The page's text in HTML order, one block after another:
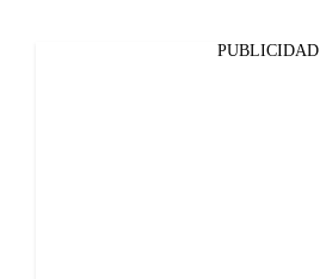
PUBLICIDAD